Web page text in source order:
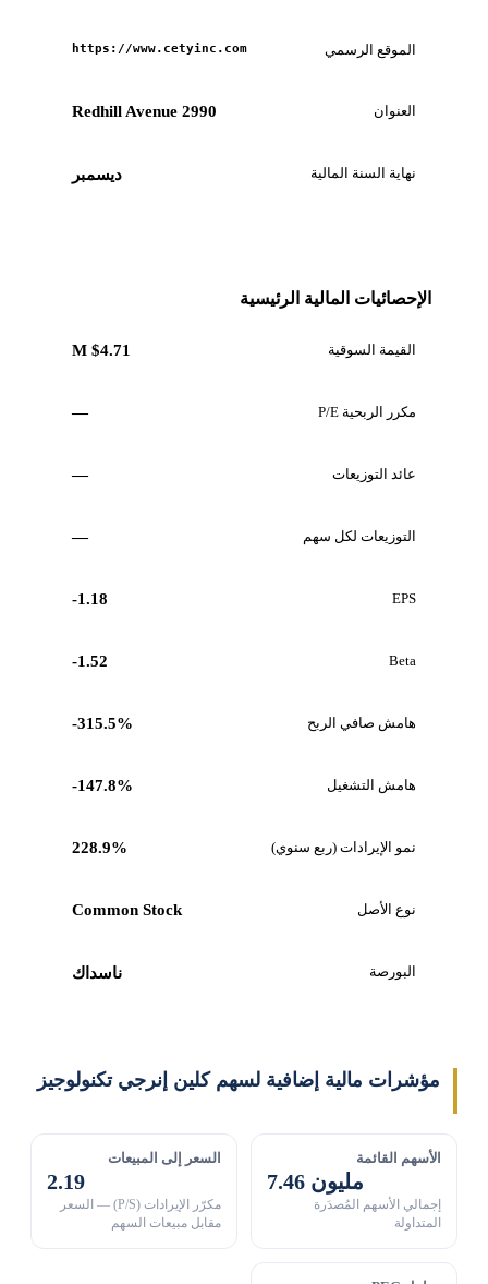
الموقع الرسمي https://www.cetyinc.com
العنوان 2990 Redhill Avenue
نهاية السنة المالية ديسمبر
الإحصائيات المالية الرئيسية
القيمة السوقية $4.71 M
مكرر الربحية P/E —
عائد التوزيعات —
التوزيعات لكل سهم —
EPS
-1.18
Beta
-1.52
هامش صافي الربح -315.5%
هامش التشغيل -147.8%
نمو الإيرادات (ربع سنوي) 228.9%
نوع الأصل Common Stock
البورصة ناسداك
مؤشرات مالية إضافية لسهم كلين إنرجي تكنولوجيز
الأسهم القائمة
7.46 مليون
إجمالي الأسهم المُصدَرة
المتداولة
السعر إلى المبيعات
2.19
مكرّر الإيرادات (P/S) — السعر
مقابل مبيعات السهم